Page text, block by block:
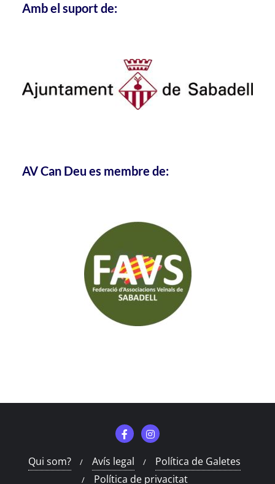
Amb el suport de:
AV Can Deu es membre de:
Qui som? Avís legal
Política de Galetes
Política de privacitat